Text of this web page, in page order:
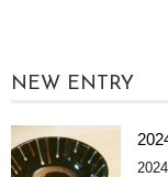
NEW ENTRY